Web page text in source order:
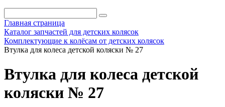
Главная страница
Каталог запчастей для детских колясок
Комплектующие к колёсам от детских колясок
Втулка для колеса детской коляски № 27
Втулка для колеса детской
коляски № 27